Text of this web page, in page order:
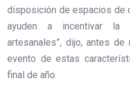
disposición de espacios de
ayuden a incentivar la
artesanales”, dijo, antes
evento de estas
final de año.